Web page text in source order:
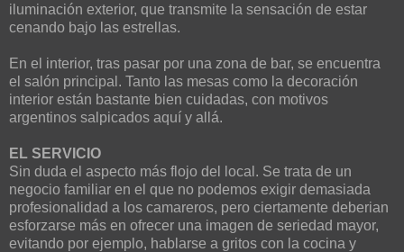
iluminación exterior, que transmite la sensación de estar
cenando bajo las estrellas.
En el interior, tras pasar por una zona de bar, se encuentra
el salón principal. Tanto las mesas como la decoración
interior están bastante bien cuidadas, con motivos
argentinos salpicados aquí y allá.
EL SERVICIO
Sin duda el aspecto más flojo del local. Se trata de un
negocio familiar en el que no podemos exigir demasiada
profesionalidad a los camareros, pero ciertamente deberian
esforzarse más en ofrecer una imagen de seriedad mayor,
evitando por ejemplo, hablarse a gritos con la cocina y